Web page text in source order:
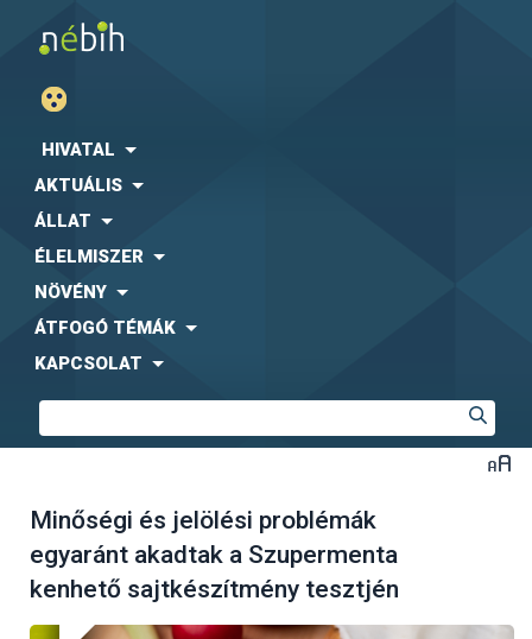
HIVATAL
AKTUÁLIS
ÁLLAT
ÉLELMISZER
NÖVÉNY
ÁTFOGÓ TÉMÁK
KAPCSOLAT
Minőségi és jelölési problémák
egyaránt akadtak a Szupermenta
kenhető sajtkészítmény tesztjén